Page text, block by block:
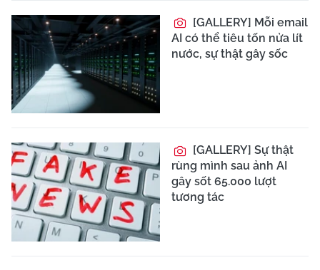
[GALLERY] Mỗi email
AI có thể tiêu tốn nửa lít
nước, sự thật gây sốc
[GALLERY] Sự thật
rùng mình sau ảnh AI
gây sốt 65.000 lượt
tương tác